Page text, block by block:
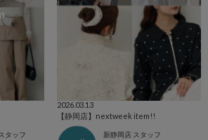
タッフ
2026.03.13
【静岡店】nextweek item!!
新静岡店 スタッフ